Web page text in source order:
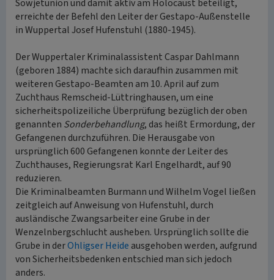
Sowjetunion und damit aktiv am Holocaust beteiligt,
erreichte der Befehl den Leiter der Gestapo-Außenstelle
in Wuppertal Josef Hufenstuhl (1880-1945).
Der Wuppertaler Kriminalassistent Caspar Dahlmann
(geboren 1884) machte sich daraufhin zusammen mit
weiteren Gestapo-Beamten am 10. April auf zum
Zuchthaus Remscheid-Lüttringhausen, um eine
sicherheitspolizeiliche Überprüfung bezüglich der oben
genannten Sonderbehandlung, das heißt Ermordung, der
Gefangenen durchzuführen. Die Herausgabe von
ursprünglich 600 Gefangenen konnte der Leiter des
Zuchthauses, Regierungsrat Karl Engelhardt, auf 90
reduzieren.
Die Kriminalbeamten Burmann und Wilhelm Vogel ließen
zeitgleich auf Anweisung von Hufenstuhl, durch
ausländische Zwangsarbeiter eine Grube in der
Wenzelnbergschlucht ausheben. Ursprünglich sollte die
Grube in derOhligser Heide ausgehoben werden, aufgrund
von Sicherheitsbedenken entschied man sich jedoch
anders.